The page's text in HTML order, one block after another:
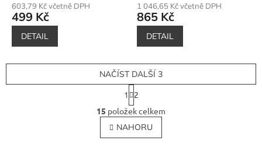
603,79 Kč včetně DPH
499 Kč
DETAIL
1 046,65 Kč včetně DPH
865 Kč
DETAIL
O
v
l
á
NAČÍST DALŠÍ 3
S
t
r
á
n
k
1
2
15 položek celkem
NAHORU